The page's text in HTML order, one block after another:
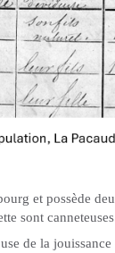
et possède
sont
de la